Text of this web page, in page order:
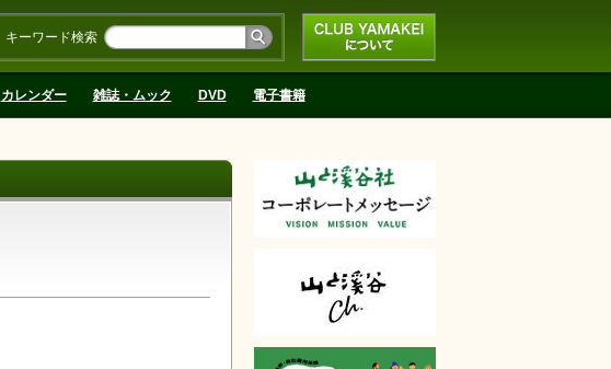
CLUB YAMAKEIにつ
いて
キーワード検索
カレンダー 雑誌・ムック DVD 電子書籍